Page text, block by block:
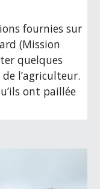
fournies sur
(Mission
quelques
l’agriculteur.
ont paillée